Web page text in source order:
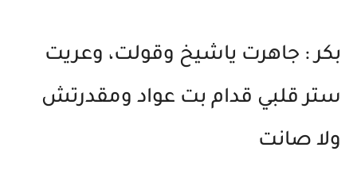
بكر : جاهرت ياشيخ وقولت، وعريت
ستر قلبي قدام بت عواد ومقدرتش
ولا صانت